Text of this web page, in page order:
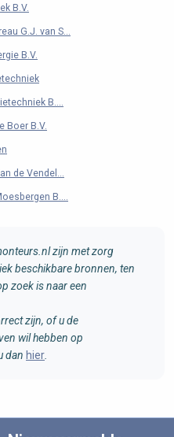
B.V.
G.J. van S...
B.V.
B....
Boer B.V.
de Vendel...
B....
zijn met zorg
beschikbare bronnen, ten
zoek is naar een
zijn, of u de
wil hebben op
dan hier